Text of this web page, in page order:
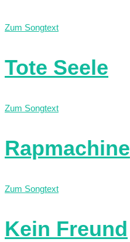
Zum Songtext
Tote Seele
Zum Songtext
Rapmachine
Zum Songtext
Kein Freund